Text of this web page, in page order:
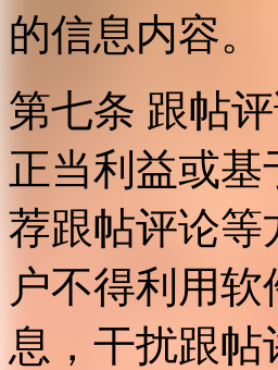
的信息内容。
第七条 跟帖
正当利益或
荐跟帖评论等
户不得利用
息，干扰跟